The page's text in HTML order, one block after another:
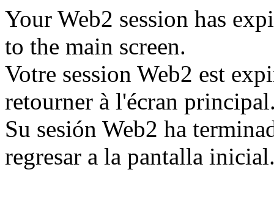
Your Web2 session has
to the main screen.
Votre session Web2 est
retourner à l'écran
Su sesión Web2 ha
regresar a la pantalla